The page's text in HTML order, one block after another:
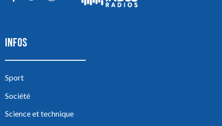
INFOS
Sport
Société
Science et technique